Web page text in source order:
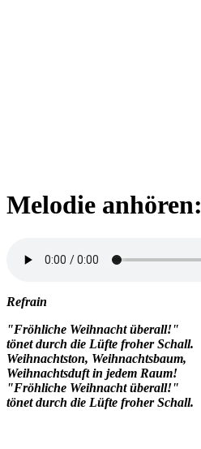
Melodie anhören:
Refrain
"Fröhliche Weihnacht überall!"
tönet durch die Lüfte froher Schall.
Weihnachtston, Weihnachtsbaum,
Weihnachtsduft in jedem Raum!
"Fröhliche Weihnacht überall!"
tönet durch die Lüfte froher Schall.